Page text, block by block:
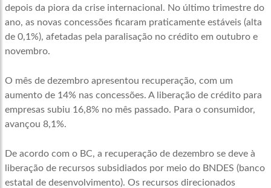
depois da piora da crise internacional. No último trimestre do
ano, as novas concessões ficaram praticamente estáveis (alta
de 0,1%), afetadas pela paralisação no crédito em outubro e
novembro.
O mês de dezembro apresentou recuperação, com um
aumento de 14% nas concessões. A liberação de crédito para
empresas subiu 16,8% no mês passado. Para o consumidor,
avançou 8,1%.
De acordo com o BC, a recuperação de dezembro se deve à
liberação de recursos subsidiados por meio do BNDES (banco
estatal de desenvolvimento). Os recursos direcionados